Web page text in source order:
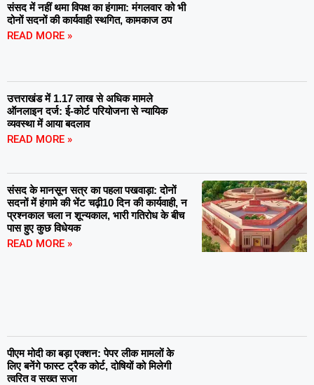
संसद में नहीं थमा विपक्ष का हंगामा: मंगलवार को भी
दोनों सदनों की कार्यवाही स्थगित, कामकाज ठप
READ MORE »
उत्तराखंड में 1.17 लाख से अधिक मामले
ऑनलाइन दर्ज: ई-कोर्ट परियोजना से न्यायिक
व्यवस्था में आया बदलाव
READ MORE »
संसद के मानसून सत्र का पहला पखवाड़ा: दोनों
सदनों में हंगामे की भेंट चढ़ी10 दिन की कार्यवाही, न
प्रश्नकाल चला न शून्यकाल, भारी गतिरोध के बीच
पास हुए कुछ विधेयक
READ MORE »
पीएम मोदी का बड़ा एक्शन: पेपर लीक मामलों के
लिए बनेंगे फास्ट ट्रैक कोर्ट, दोषियों को मिलेगी
त्वरित व सख्त सजा